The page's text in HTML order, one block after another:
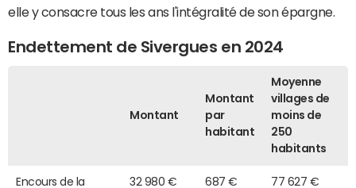
elle y consacre tous les ans l'intégralité de son épargne.
Endettement de Sivergues en 2024
Montant
Montant
par
habitant
Moyenne
villages de
moins de
250
habitants
Encours de la
32 980 € 687 € 77 627 €